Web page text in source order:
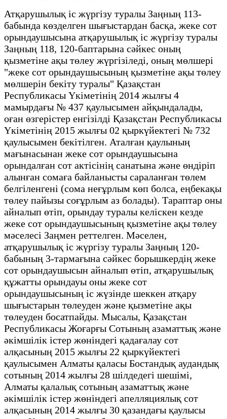
Атқарушылық іс жүргізу туралы Заңның 113-
бабында көзделген шығыстардан басқа, жеке сот
орындаушысына атқарушылық іс жүргізу туралы
Заңның 118, 120-баптарына сәйкес оның
қызметіне ақы төлеу жүргізіледі, оның мөлшері
"жеке сот орындаушысының қызметіне ақы төлеу
мөлшерін бекіту туралы" Қазақстан
Республикасы Үкіметінің 2014 жылғы 4
мамырдағы № 437 қаулысымен айқындалады,
оған өзгерістер енгізілді Қазақстан Республикасы
Үкіметінің 2015 жылғы 02 қыркүйектегі № 732
қаулысымен бекітілген. Аталған қаулының
мағынасынан жеке сот орындаушысына
орындалған сот актісінің санатына және өндіріп
алынған сомаға байланысты сараланған төлем
белгіленгені (сома неғұрлым көп болса, еңбекақы
төлеу пайызы соғұрлым аз болады). Тараптар оны
айналып өтіп, орындау туралы келіскен кезде
жеке сот орындаушысының қызметіне ақы төлеу
мәселесі Заңмен реттелген. Мәселен,
атқарушылық іс жүргізу туралы Заңның 120-
бабының 3-тармағына сәйкес борышкердің жеке
сот орындаушысын айналып өтіп, атқарушылық
құжатты орындауы оны жеке сот
орындаушысының іс жүзінде шеккен атқару
шығыстарын төлеуден және қызметіне ақы
төлеуден босатпайды. Мысалы, Қазақстан
Республикасы Жоғарғы Сотының азаматтық және
әкімшілік істер жөніндегі қадағалау сот
алқасының 2015 жылғы 22 қыркүйектегі
қаулысымен Алматы қаласы Бостандық аудандық
сотының 2014 жылғы 28 шілдедегі шешімі,
Алматы қалалық сотының азаматтық және
әкімшілік істер жөніндегі апелляциялық сот
алқасының 2014 жылғы 30 қазандағы қаулысы